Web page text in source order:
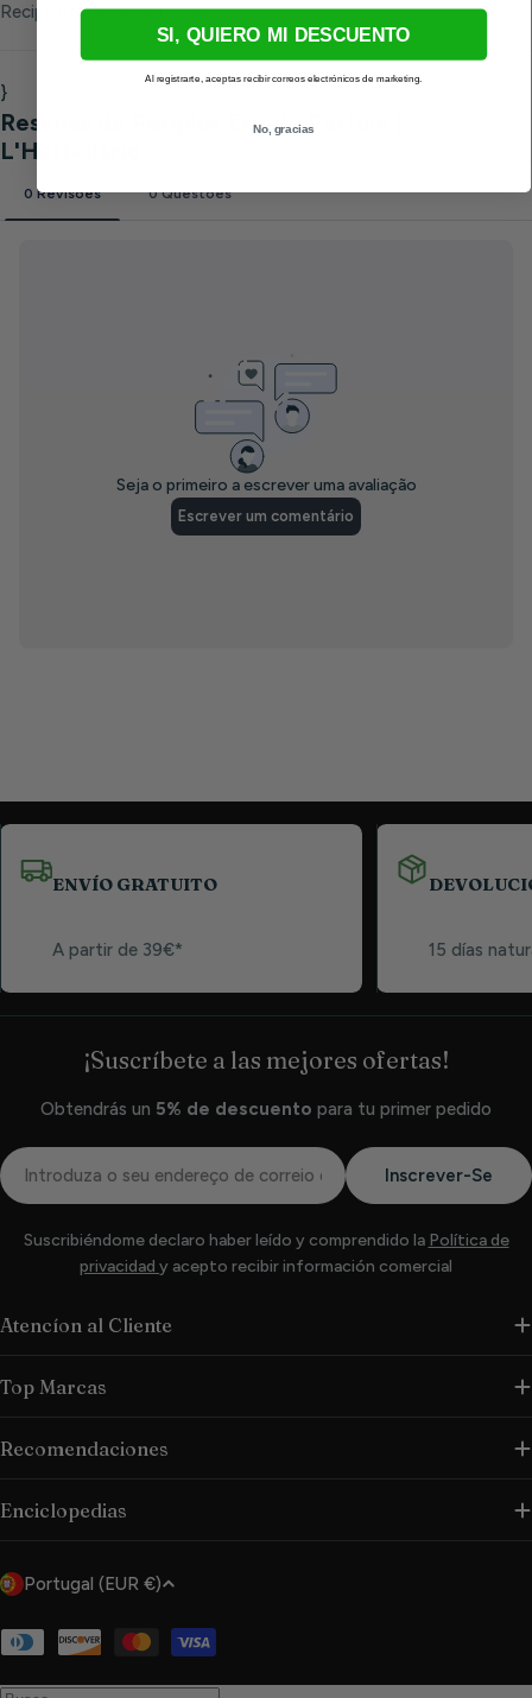
Recipiente de 50 e 100 ml.
}
ENVÍO GRATUITO
A partir de 39€* 15 días
¡Suscríbete a las mejores ofertas!
Obtendrás un 5% de descuento para tu primer pedido
Correio
eletrónico
Inscrever-Se
Suscribiéndome declaro haber leído y comprendido la Política de
privacidad y acepto recibir información comercial
Atencíon al Cliente
Top Marcas
Recomendaciones
Enciclopedias
P
í
s
Portugal (EUR €)
Métodos
SI, QUIERO MI DESCUENTO
Al registrarte, aceptas recibir correos electrónicos de marketing.
No, gracias